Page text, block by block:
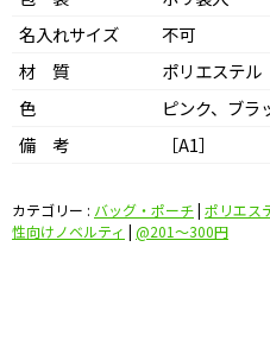
名入れサイズ
不可
材 質
ポリエステル
色
ピンク、ブラ
備 考
［A1］
カテゴリー : バッグ・ポーチ| ポリエス
性向けノベルティ | @201〜300円